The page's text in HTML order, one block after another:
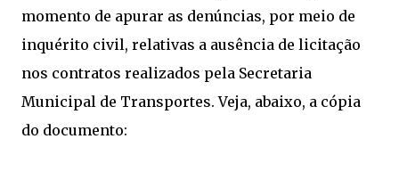
momento de apurar as denúncias, por meio de
inquérito civil, relativas a ausência de licitação
nos contratos realizados pela Secretaria
Municipal de Transportes. Veja, abaixo, a cópia
do documento: